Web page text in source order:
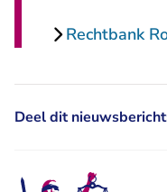
Rechtbank
Deel dit